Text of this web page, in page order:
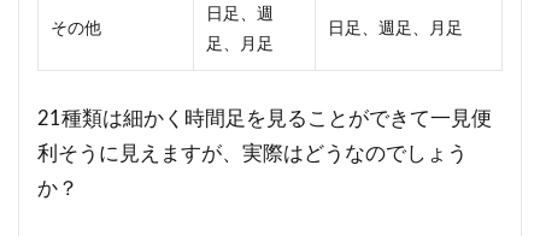
その他
日足、週
足、月足
日足、週足、月足
21種類は細かく時間足を見ることができて一見便
利そうに見えますが、実際はどうなのでしょう
か？